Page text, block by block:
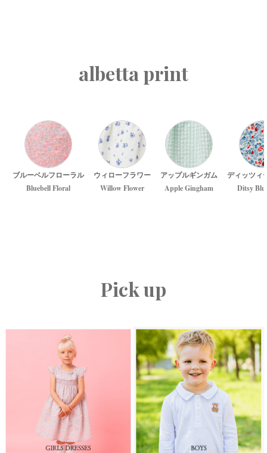
albetta print
ブルーベルフローラル
Bluebell Floral
ウィローフラワー
Willow Flower
アップルギンガム
Apple Gingham
ディッツィ
Ditsy
Pick up